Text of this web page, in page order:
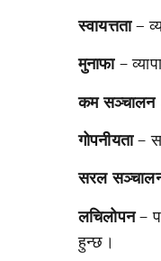
स्वायत्तता –
मुनाफा–
कम सञ्चालन
गोपनीयता–
सरल
लचिलोपन–
हुन्छ।